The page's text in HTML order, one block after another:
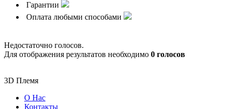
Гарантии
Оплата любыми способами
Недостаточно голосов.
Для отображения результатов необходимо 0 голосов
3D Племя
О Нас
Контакты